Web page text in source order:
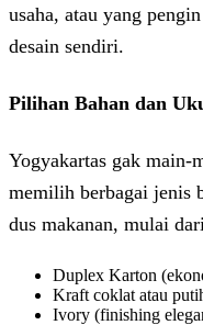
usaha, atau yang
desain sendiri.
Pilihan Bahan dan
Yogyakartas gak main-
memilih berbagai jenis
dus makanan, mulai
Duplex Karton
Kraft coklat atau
Ivory (finishing